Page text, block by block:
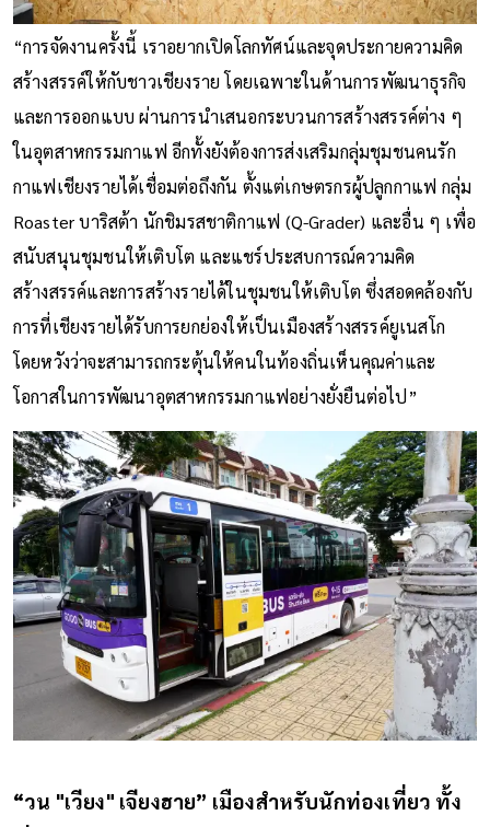
“การจัดงานครั้งนี้ เราอยากเปิดโลกทัศน์และจุดประกายความคิด
สร้างสรรค์ให้กับชาวเชียงราย โดยเฉพาะในด้านการพัฒนาธุรกิจ
และการออกแบบ ผ่านการนำเสนอกระบวนการสร้างสรรค์ต่าง ๆ
ในอุตสาหกรรมกาแฟ อีกทั้งยังต้องการส่งเสริมกลุ่มชุมชนคนรัก
กาแฟเชียงรายได้เชื่อมต่อถึงกัน ตั้งแต่เกษตรกรผู้ปลูกกาแฟ กลุ่ม
Roaster บาริสต้า นักชิมรสชาติกาแฟ (Q-Grader) และอื่น ๆ เพื่อ
สนับสนุนชุมชนให้เติบโต และแชร์ประสบการณ์ความคิด
สร้างสรรค์และการสร้างรายได้ในชุมชนให้เติบโต ซึ่งสอดคล้องกับ
การที่เชียงรายได้รับการยกย่องให้เป็นเมืองสร้างสรรค์ยูเนสโก
โดยหวังว่าจะสามารถกระตุ้นให้คนในท้องถิ่นเห็นคุณค่าและ
โอกาสในการพัฒนาอุตสาหกรรมกาแฟอย่างยั่งยืนต่อไป”
“วน "เวียง" เจียงฮาย” เมืองสำหรับนักท่องเที่ยว ทั้ง